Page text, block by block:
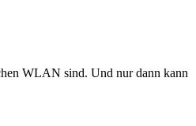
WLAN sind. Und nur dann kann